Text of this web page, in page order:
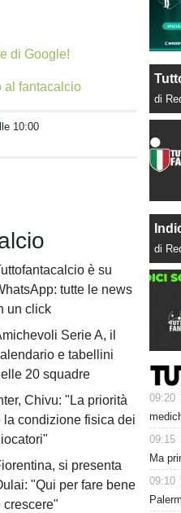
di Google!
al fantacalcio
10:00
è su
tutte le news
un click
Serie A, il
e tabellini
20 squadre
Chivu: "La priorità
la condizione fisica dei
si presenta
"Qui per fare bene
crescere"
di
di
09:20
09:15
Ma
09:10